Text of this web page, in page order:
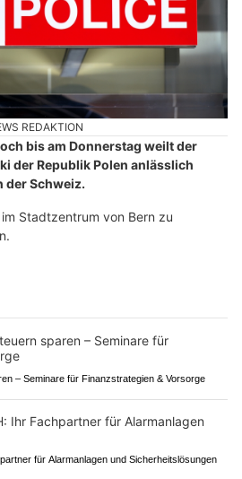
REDAKTION
bis am Donnerstag weilt der
der Republik Polen anlässlich
der Schweiz.
Stadtzentrum von Bern zu
– Seminare für Finanzstrategien & Vorsorge
für Alarmanlagen und Sicherheitslösungen